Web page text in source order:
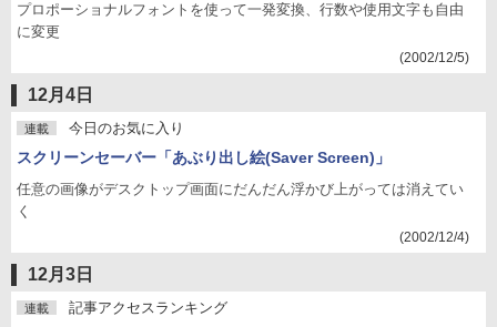
プロポーショナルフォントを使って一発変換、行数や使用文字も自由
に変更
(2002/12/5)
12月4日
連載 今日のお気に入り
スクリーンセーバー「あぶり出し絵(Saver Screen)」
任意の画像がデスクトップ画面にだんだん浮かび上がっては消えてい
く
(2002/12/4)
12月3日
連載 記事アクセスランキング